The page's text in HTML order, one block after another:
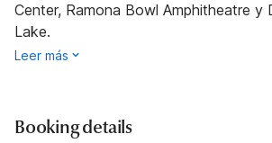
Center, Ramona Bowl Amphitheatre y
Lake.
Leer más
Booking details